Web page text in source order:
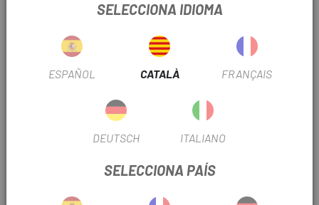
TIPUS DE VÀLVULA Presta
SELECCIONA IDIOMA
ESPAÑOL CATALÀ FRANÇAIS
DEUTSCH ITALIANO
SELECCIONA PAÍS